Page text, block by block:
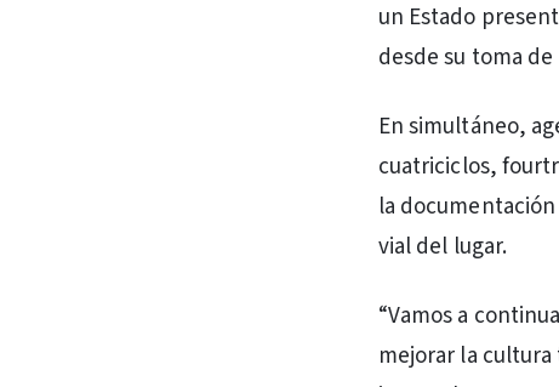
un Estado
desde su toma
En simultáneo,
cuatriciclos,
la
vial del lugar.
“Vamos a
mejorar la